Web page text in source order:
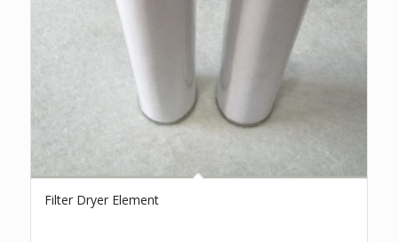
Filter Dryer Element